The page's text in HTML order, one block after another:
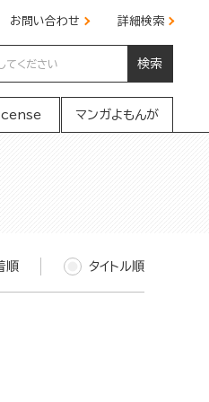
お問い合わせ 詳細検索
検索
マンガよもんが
順 タイトル順